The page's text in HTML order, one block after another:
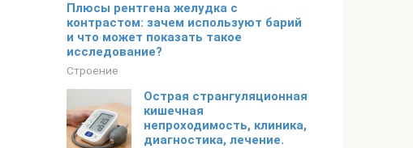
Плюсы рентгена желудка с
контрастом: зачем используют барий
и что может показать такое
исследование?
Строение
Острая странгуляционная
кишечная
непроходимость, клиника,
диагностика, лечение.